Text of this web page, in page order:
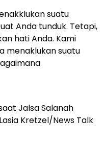
suatu
Anda tunduk. Tetapi,
hati Anda. Kami
menaklukan suatu
Jalsa Salanah
Kretzel/News Talk